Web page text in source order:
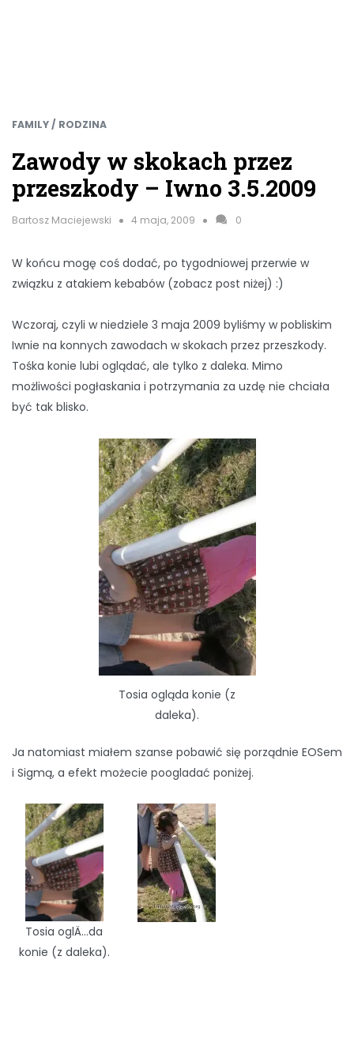
FAMILY / RODZINA
Zawody w skokach przez
przeszkody – Iwno 3.5.2009
Bartosz Maciejewski 4 maja, 2009 0
W końcu mogę coś dodać, po tygodniowej przerwie w
związku z atakiem kebabów (zobacz post niżej) :)
Wczoraj, czyli w niedziele 3 maja 2009 byliśmy w pobliskim
Iwnie na konnych zawodach w skokach przez przeszkody.
Tośka konie lubi oglądać, ale tylko z daleka. Mimo
możliwości pogłaskania i potrzymania za uzdę nie chciała
być tak blisko.
Tosia ogląda konie (z
daleka).
Ja natomiast miałem szanse pobawić się porządnie EOSem
i Sigmą, a efekt możecie poogladać poniżej.
Tosia oglÄ…da
konie (z daleka).